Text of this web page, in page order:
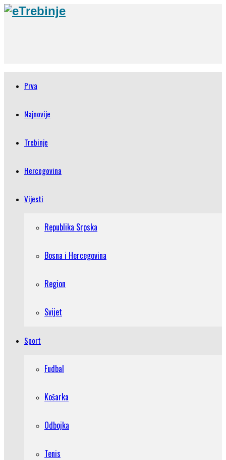
Prva
Najnovije
Trebinje
Hercegovina
Vijesti
Republika Srpska
Bosna i Hercegovina
Region
Svijet
Sport
Fudbal
Košarka
Odbojka
Tenis